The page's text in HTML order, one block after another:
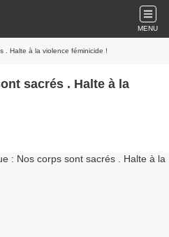
MENU
. Halte à la violence féminicide !
sacrés . Halte à la